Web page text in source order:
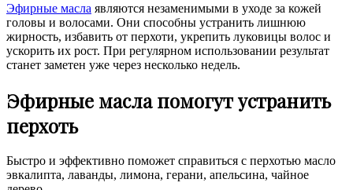
Эфирные масла являются незаменимыми в уходе за кожей
головы и волосами. Они способны устранить лишнюю
жирность, избавить от перхоти, укрепить луковицы волос и
ускорить их рост. При регулярном использовании результат
станет заметен уже через несколько недель.
Эфирные масла помогут устранить
перхоть
Быстро и эффективно поможет справиться с перхотью масло
эвкалипта, лаванды, лимона, герани, апельсина, чайное